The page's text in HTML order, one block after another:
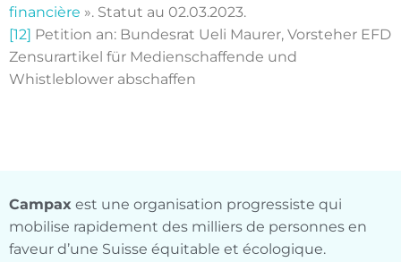
financière ». Statut au 02.03.2023.
[12] Petition an: Bundesrat Ueli Maurer, Vorsteher EFD
Zensurartikel für Medienschaffende und
Whistleblower abschaffen
Campax est une organisation progressiste qui
mobilise rapidement des milliers de personnes en
faveur d’une Suisse équitable et écologique.